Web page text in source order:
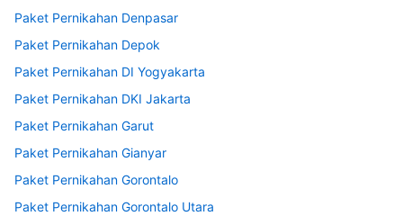
Paket Pernikahan Denpasar
Paket Pernikahan Depok
Paket Pernikahan DI Yogyakarta
Paket Pernikahan DKI Jakarta
Paket Pernikahan Garut
Paket Pernikahan Gianyar
Paket Pernikahan Gorontalo
Paket Pernikahan Gorontalo Utara